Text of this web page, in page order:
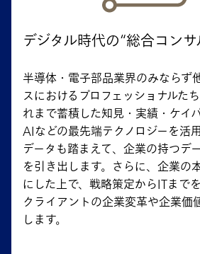
デジタル時代の“総合コン
半導体・電子部品業界のみならず
スにおけるプロフェッショナルた
れまで蓄積した知見・実績・ケイ
AIなどの最先端テクノロジーを活
データも踏まえて、企業の持つデ
を引き出します。さらに、企業の
にした上で、戦略策定からITまで
クライアントの企業変革や企業価
します。